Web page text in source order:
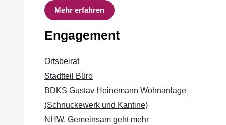
Mehr erfahren
Engagement
Ortsbeirat
Stadtteil Büro
BDKS Gustav Heinemann Wohnanlage
(Schnuckewerk und Kantine)
NHW. Gemeinsam geht mehr